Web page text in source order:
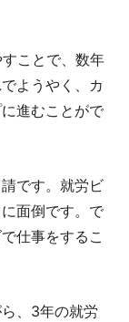
ことで、数年
ようやく、カ
進むことがで
です。就労ビ
面倒です。で
仕事をするこ
、3年の就労